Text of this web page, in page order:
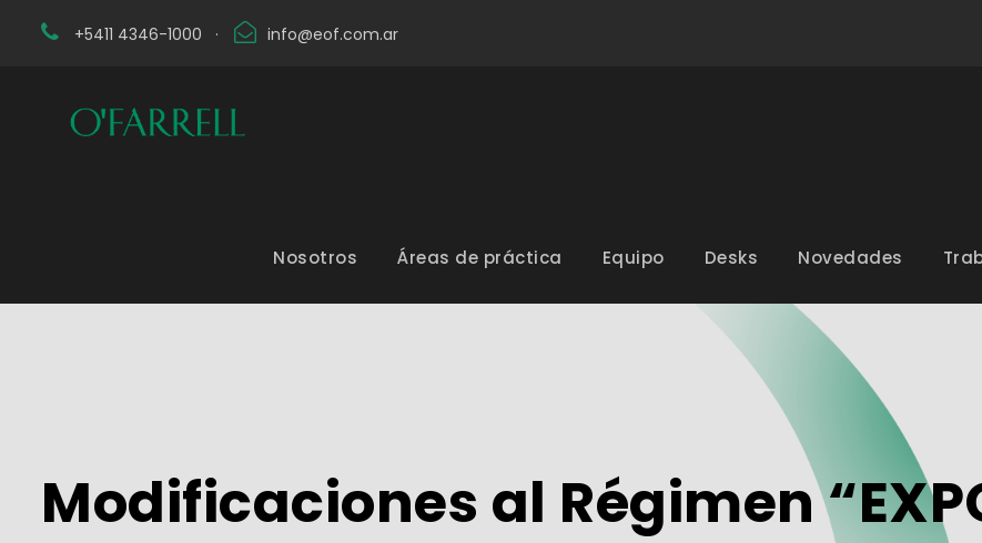
+5411 4346-1000 · info@eof.com.ar
Nosotros Áreas de práctica Equipo Desks Novedades
Modificaciones al Régimen